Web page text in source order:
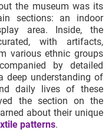
the museum was its
sections: an indoor
area. Inside, the
with artifacts,
various ethnic groups
by detailed
deep understanding of
daily lives of these
the section on the
about their unique
patterns.